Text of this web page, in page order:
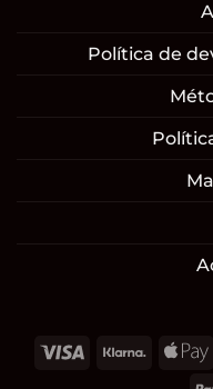
Política de
Visa Klarna